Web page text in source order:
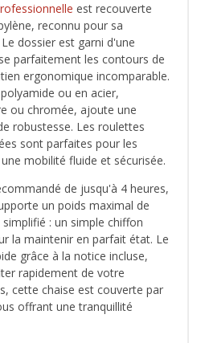
est recouverte
reconnu pour sa
dossier est garni d'une
parfaitement les contours de
ergonomique incomparable.
ou en acier,
ou chromée, ajoute une
robustesse. Les roulettes
sont parfaites pour les
mobilité fluide et sécurisée.
de jusqu'à 4 heures,
un poids maximal de
: un simple chiffon
la maintenir en parfait état. Le
grâce à la notice incluse,
rapidement de votre
cette chaise est couverte par
offrant une tranquillité